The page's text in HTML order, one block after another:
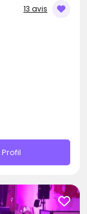
13 avis
Profil